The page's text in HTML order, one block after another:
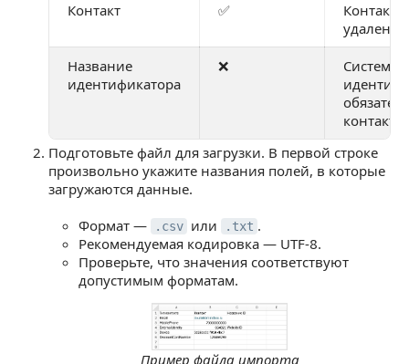
Контакт ✅
Контакт,
удален
Название
идентификатора
❌
контакта
Подготовьте файл для загрузки. В первой строке
произвольно укажите названия полей, в которые
загружаются данные.
Формат —
.csv или .txt .
Рекомендуемая кодировка — UTF-8.
Проверьте, что значения соответствуют
допустимым форматам.
Пример файла импорта